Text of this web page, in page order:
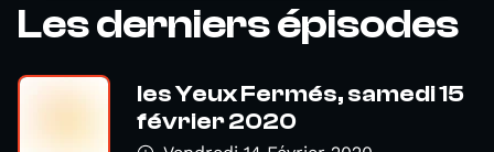
Les derniers épisodes
les Yeux Fermés, samedi 15
février 2020